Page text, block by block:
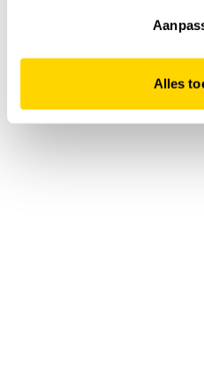
website niet optimaal
Alles